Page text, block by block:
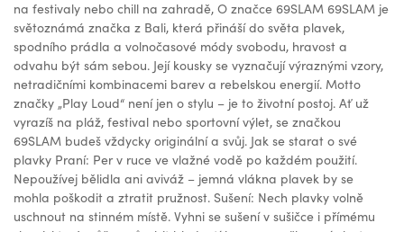
na festivaly nebo chill na zahradě, O značce 69SLAM 69SLAM je
světoznámá značka z Bali, která přináší do světa plavek,
spodního prádla a volnočasové módy svobodu, hravost a
odvahu být sám sebou. Její kousky se vyznačují výraznými vzory,
netradičními kombinacemi barev a rebelskou energií. Motto
značky „Play Loud“ není jen o stylu – je to životní postoj. Ať už
vyrazíš na pláž, festival nebo sportovní výlet, se značkou
69SLAM budeš vždycky originální a svůj. Jak se starat o své
plavky Praní: Per v ruce ve vlažné vodě po každém použití.
Nepoužívej bělidla ani aviváž – jemná vlákna plavek by se
mohla poškodit a ztratit pružnost. Sušení: Nech plavky volně
uschnout na stinném místě. Vyhni se sušení v sušičce i přímému